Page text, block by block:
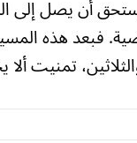
أن يصل إلى
فبعد هذه
تمنيت ألا